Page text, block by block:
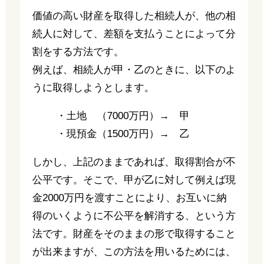
価値の高い財産を取得した相続人が、他の相
続人に対して、差額を支払うことによって分
割をする方法です。
例えば、相続人が甲・乙のときに、以下のよ
うに取得しようとします。
・土地 （7000万円）→ 甲
・現預金（1500万円）→ 乙
しかし、上記のままであれば、取得割合が不
公平です。そこで、甲が乙に対して例えば現
金2000万円を渡すことにより、お互いに納
得のいくように不公平を解消する、という方
法です。財産をそのままの形で取得すること
が出来ますが、この方法を用いるためには、